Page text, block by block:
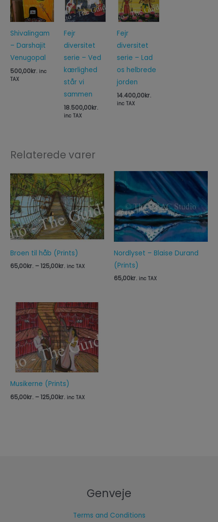
Shivalingam
– Darshajit
Venugopal
500,00kr. inc
TAX
Fejr
diversitet
serie – Ved
kærlighed
står vi
sammen
18.500,00kr.
inc TAX
Fejr
diversitet
serie – Lad
os helbrede
jorden
14.400,00kr.
inc TAX
Relaterede varer
Broen til håb (Prints)
65,00kr. –125,00kr.
Prisinterval:
65,00kr.
til
125,00kr.
inc TAX
Nordlyset – Blaise Durand
(Prints)
65,00kr. inc TAX
Musikerne (Prints)
65,00kr. –125,00kr.
Prisinterval:
65,00kr.
til
125,00kr.
inc TAX
Genveje
Terms and Conditions